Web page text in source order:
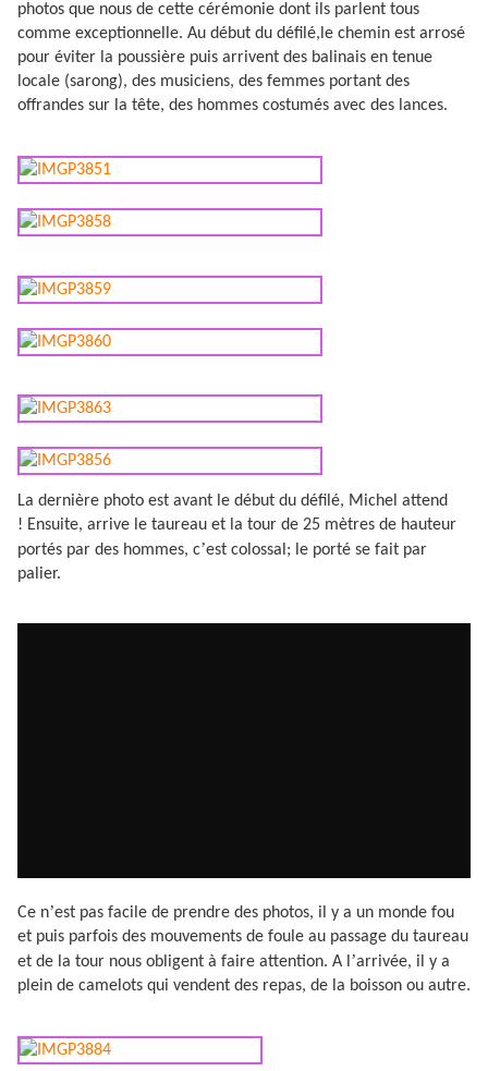
photos que nous de cette cérémonie dont ils parlent tous
comme exceptionnelle. Au début du défilé,le chemin est arrosé
pour éviter la poussière puis arrivent des balinais en tenue
locale (sarong), des musiciens, des femmes portant des
offrandes sur la tête, des hommes costumés avec des lances.
La dernière photo est avant le début du défilé, Michel attend
! Ensuite, arrive le taureau et la tour de 25 mètres de hauteur
portés par des hommes, c’est colossal; le porté se fait par
palier.
Ce n’est pas facile de prendre des photos, il y a un monde fou
et puis parfois des mouvements de foule au passage du taureau
et de la tour nous obligent à faire attention. A l ’arrivée, il y a
plein de camelots qui vendent des repas, de la boisson ou autre.